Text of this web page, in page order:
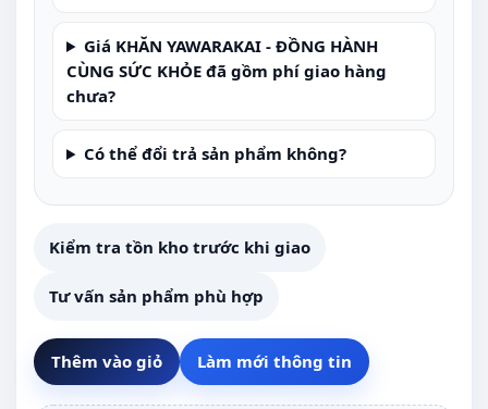
Giá KHĂN YAWARAKAI - ĐỒNG HÀNH
CÙNG SỨC KHỎE đã gồm phí giao hàng
chưa?
Có thể đổi trả sản phẩm không?
Kiểm tra tồn kho trước khi giao
Tư vấn sản phẩm phù hợp
Thêm vào giỏ Làm mới thông tin